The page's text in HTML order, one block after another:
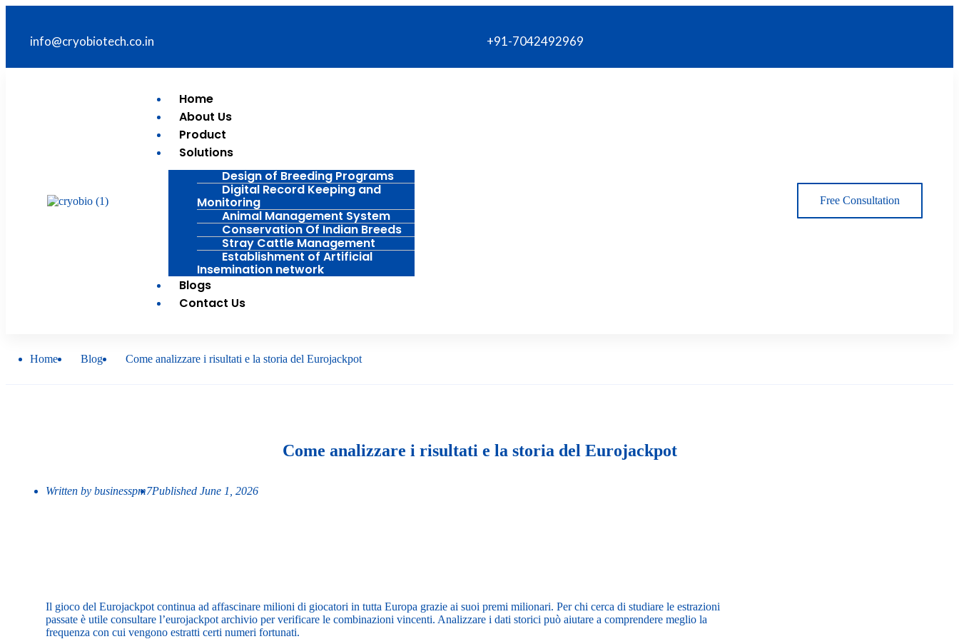
info@cryobiotech.co.in +91-7042492969
Home
About Us
Product
Solutions
Design of Breeding Programs
Digital Record Keeping and
Monitoring
Animal Management System
Conservation Of Indian Breeds
Stray Cattle Management
Establishment of Artificial
Insemination network
Blogs
Contact Us
Free Consultation
Home Blog Come analizzare i risultati e la storia del Eurojackpot
Come analizzare i risultati e la storia del Eurojackpot
Written by businesspm7Published June 1, 2026
Il gioco del Eurojackpot continua ad affascinare milioni di giocatori in tutta Europa grazie ai suoi premi milionari. Per chi cerca di studiare le estrazioni
passate è utile consultare l’eurojackpot archivio per verificare le combinazioni vincenti. Analizzare i dati storici può aiutare a comprendere meglio la
frequenza con cui vengono estratti certi numeri fortunati.